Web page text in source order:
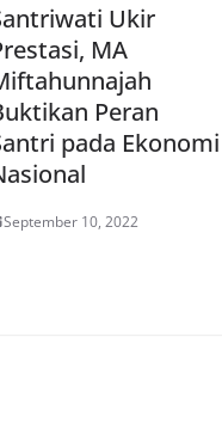
Ukir
MA
Peran
pada Ekonomi
September 10, 2022